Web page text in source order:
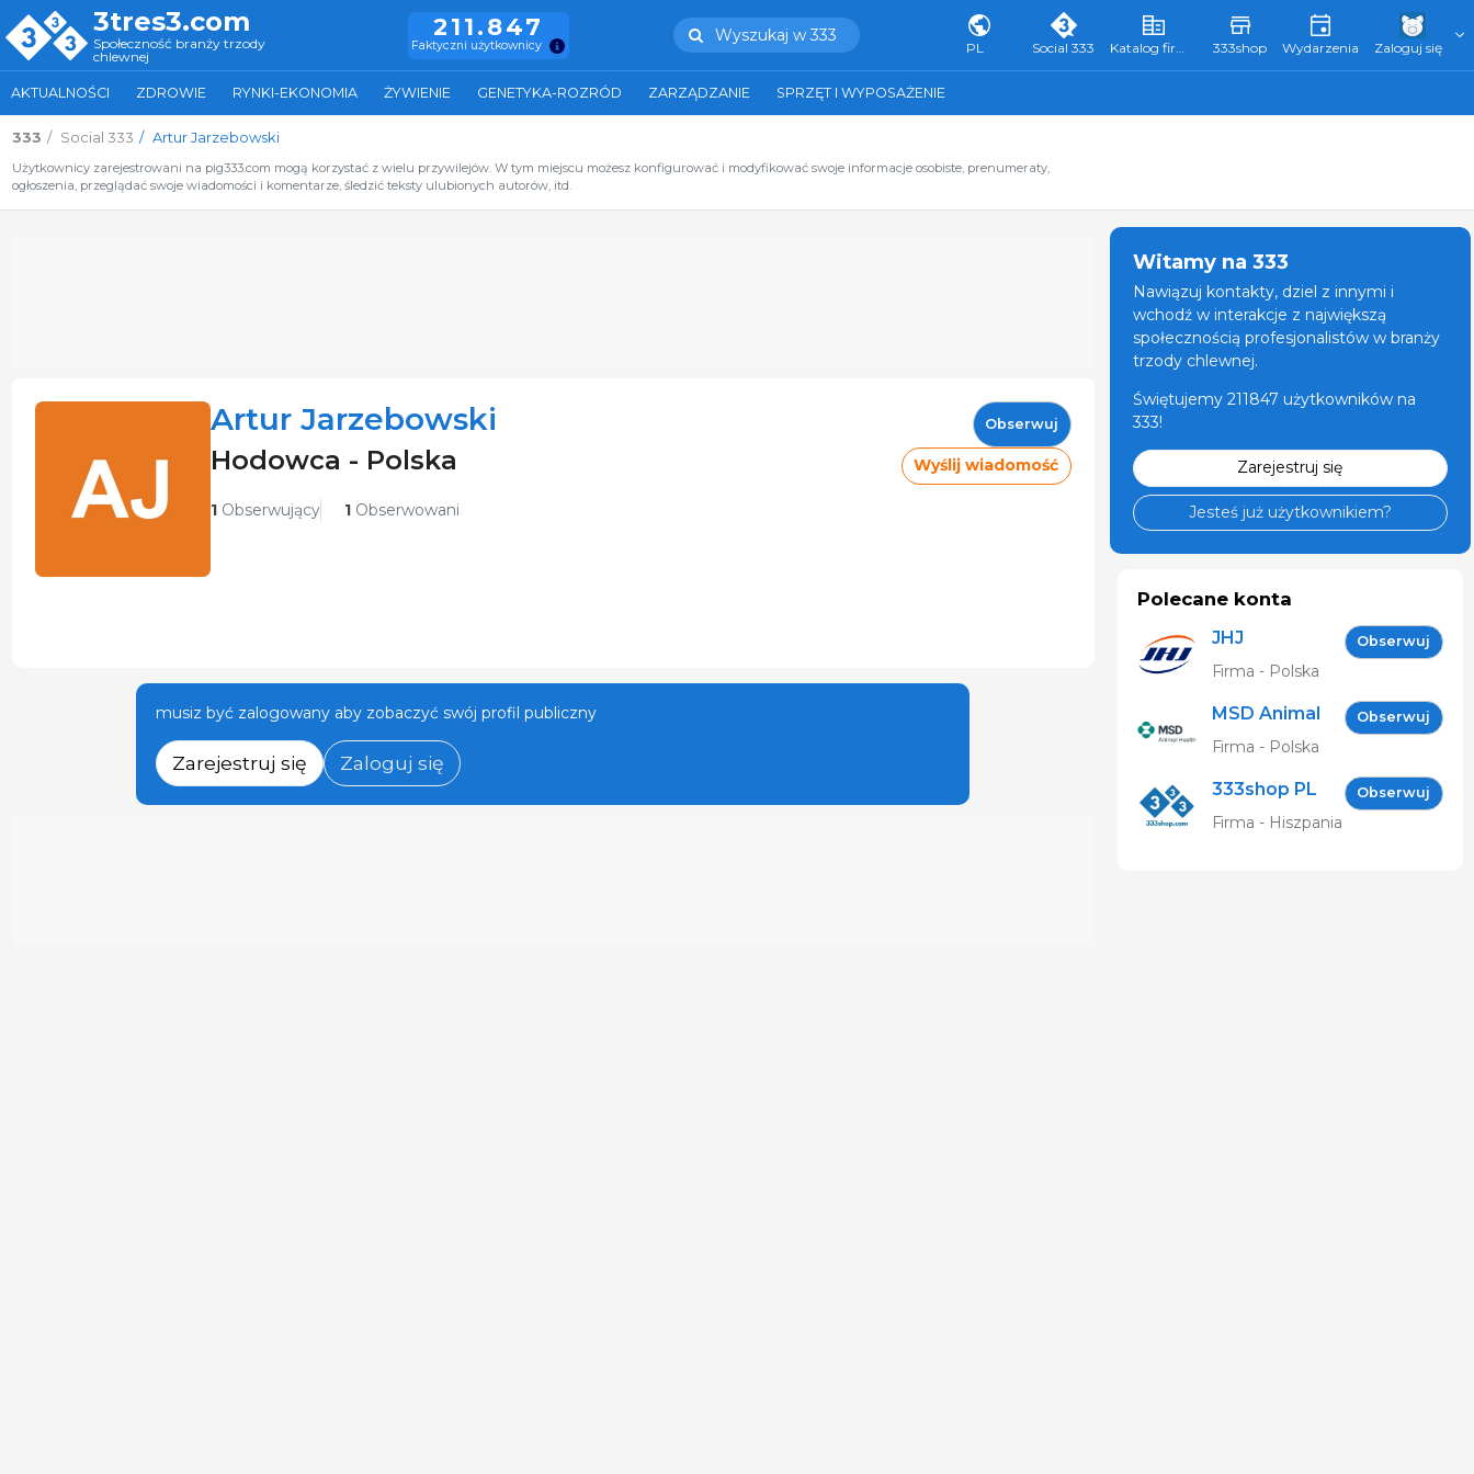
3tres3.com
Społeczność branży trzody
chlewnej
211.847
Faktyczni użytkownicy
Wyszukaj w 333
PL Social 333 Katalog firm 333 333shop Wydarzenia Zaloguj się
AKTUALNOŚCI ZDROWIE RYNKI-EKONOMIA ŻYWIENIE GENETYKA-ROZRÓD ZARZĄDZANIE SPRZĘT I WYPOSAŻENIE
333 Social 333 Artur Jarzebowski
Użytkownicy zarejestrowani na pig333.com mogą korzystać z wielu przywilejów. W tym miejscu możesz konfigurować i modyfikować swoje informacje osobiste, prenumeraty,
ogłoszenia, przeglądać swoje wiadomości i komentarze, śledzić teksty ulubionych autorów, itd.
Artur Jarzebowski
Hodowca - Polska
1Obserwujący 1Obserwowani
Obserwuj
Wyślij wiadomość
musiz być zalogowany aby zobaczyć swój profil publiczny
Zarejestruj się Zaloguj się
Witamy na 333
Nawiązuj kontakty, dziel z innymi i
wchodź w interakcje z największą
społecznością profesjonalistów w branży
trzody chlewnej.
Świętujemy 211847 użytkowników na
333!
Zarejestruj się
Jesteś już użytkownikiem?
Polecane konta
JHJ Obserwuj
Firma - Polska
MSD Animal
Health
z o.o.)
Obserwuj
Firma - Polska
333shop PL Obserwuj
Firma - Hiszpania